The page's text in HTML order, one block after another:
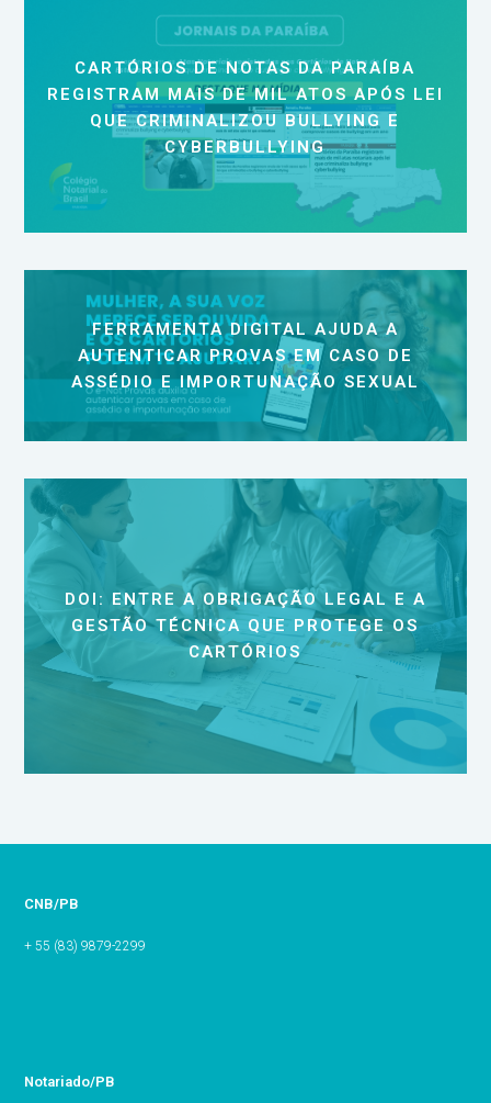
CARTÓRIOS DE NOTAS DA PARAÍBA
REGISTRAM MAIS DE MIL ATOS APÓS LEI
QUE CRIMINALIZOU BULLYING E
CYBERBULLYING
FERRAMENTA DIGITAL AJUDA A
AUTENTICAR PROVAS EM CASO DE
ASSÉDIO E IMPORTUNAÇÃO SEXUAL
DOI: ENTRE A OBRIGAÇÃO LEGAL E A
GESTÃO TÉCNICA QUE PROTEGE OS
CARTÓRIOS
CNB/PB
+ 55 (83) 9879-2299
Notariado/PB